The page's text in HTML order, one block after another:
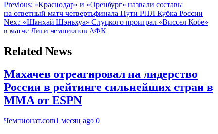
Previous: «Краснодар» и «Оренбург» назвали составы
на ответный матч четвертьфинала Пути РПЛ Кубка России
Next: «Шанхай Шэньхуа» Слуцкого проиграл «Виссел Кобе»
в матче Лиги чемпионов АФК
Related News
Махачев отреагировал на лидерство
России в рейтинге сильнейших стран в
ММА от ESPN
Чемпионат.com1 месяц ago 0